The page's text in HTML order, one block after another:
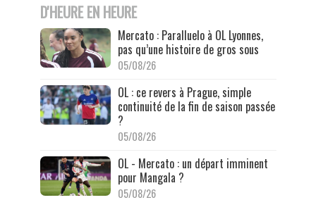
D'HEURE EN HEURE
Mercato : Paralluelo à OL Lyonnes,
pas qu’une histoire de gros sous
05/08/26
OL : ce revers à Prague, simple
continuité de la fin de saison passée
?
05/08/26
OL - Mercato : un départ imminent
pour Mangala ?
05/08/26